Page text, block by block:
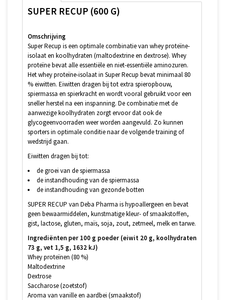
SUPER RECUP (600 G)
Omschrijving
Super Recup is een optimale combinatie van whey proteïne-
isolaat en koolhydraten (maltodextrine en dextrose). Whey
proteïne bevat alle essentiële en niet-essentiële aminozuren.
Het whey proteïne-isolaat in Super Recup bevat minimaal 80
% eiwitten. Eiwitten dragen bij tot extra spieropbouw,
spiermassa en spierkracht en wordt vooral gebruikt voor een
sneller herstel na een inspanning. De combinatie met de
aanwezige koolhydraten zorgt ervoor dat ook de
glycogeenvoorraden weer worden aangevuld. Zo kunnen
sporters in optimale conditie naar de volgende training of
wedstrijd gaan.
Eiwitten dragen bij tot:
de groei van de spiermassa
de instandhouding van de spiermassa
de instandhouding van gezonde botten
SUPER RECUP van Deba Pharma is hypoallergeen en bevat
geen bewaarmiddelen, kunstmatige kleur- of smaakstoffen,
gist, lactose, gluten, maïs, soja, zout, zetmeel, melk en tarwe.
Ingrediënten per 100 g poeder (eiwit 20 g, koolhydraten
73 g, vet 1,5 g, 1632 kJ)
Whey proteïnen (80 %)
Maltodextrine
Dextrose
Saccharose (zoetstof)
Aroma van vanille en aardbei (smaakstof)